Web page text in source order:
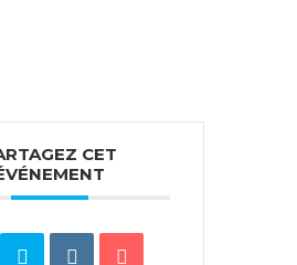
CET